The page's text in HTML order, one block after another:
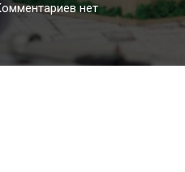
к
удаления
нет